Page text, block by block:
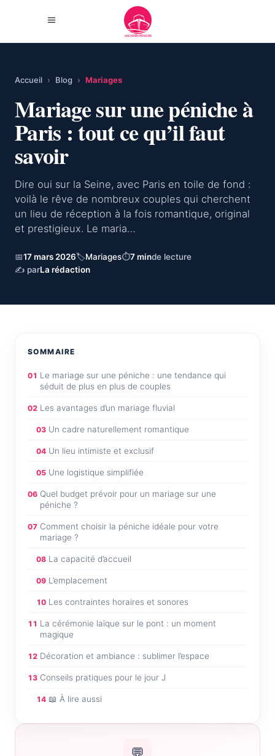
Accueil › Blog › Mariages
Mariage sur une péniche à
Paris : tout ce qu’il faut
savoir
Dire oui sur la Seine, avec Paris en toile de fond :
voilà le rêve de nombreux couples qui cherchent
un lieu de réception à la fois romantique, original
et prestigieux. Le maria…
📅17 mars 2026🏷Mariages⏱7 minde lecture
✍ parLa rédaction
SOMMAIRE
01 Le mariage sur une péniche : une tendance qui
séduit de plus en plus de couples
02 Les avantages d’un mariage fluvial
03 Un cadre naturellement romantique
04 Un lieu intimiste et exclusif
05 Une logistique simplifiée
06 Quel budget prévoir pour un mariage sur une
péniche ?
07 Comment choisir la péniche idéale pour votre
mariage ?
08 La capacité d’accueil
09 L’emplacement
10 Les contraintes horaires et sonores
11 La cérémonie laïque sur le pont : un moment
magique
12 Décoration et ambiance : sublimer l’espace
13 Conseils pratiques pour le jour J
14 📖 À lire aussi
💬